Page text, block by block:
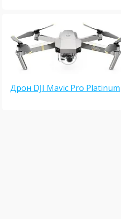
Дрон DJI Mavic Pro Platinum